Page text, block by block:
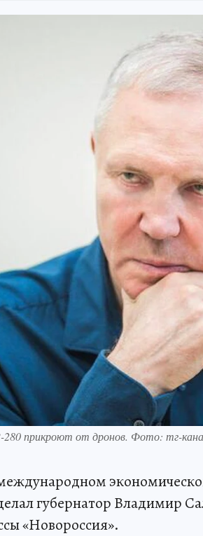
280 прикроют от дронов. Фото: тг-
губернатор Владимир
«Новороссия».